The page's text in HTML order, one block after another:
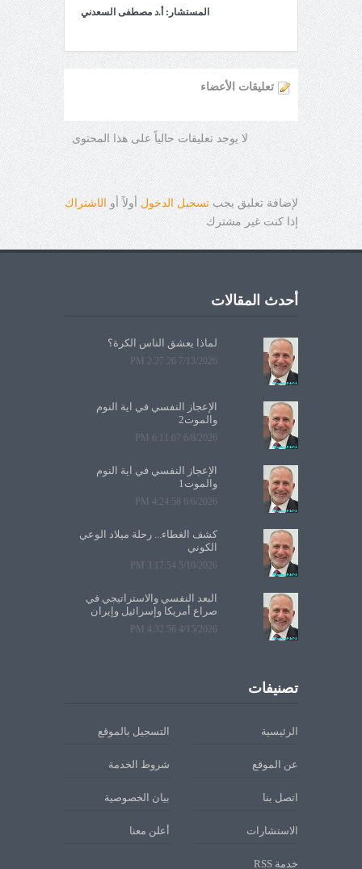
المستشار: أ.د مصطفى السعدني
تعليقات الأعضاء
لا يوجد تعليقات حالياً على هذا المحتوى
لإضافة تعليق يجب تسجيل الدخول أولاً أو الاشتراك
إذا كنت غير مشترك
أحدث المقالات
لماذا يعشق الناس الكرة؟
7/13/2026 2:27:26 PM
الإعجاز النفسي في آية النوم
والموت2
6/8/2026 6:11:07 PM
الإعجاز النفسي في آية النوم
والموت1
6/6/2026 4:24:58 PM
كشف الغطاء... رحلة ميلاد الوعي
الكوني
5/10/2026 3:17:54 PM
البعد النفسي والاستراتيجي في
صراع أمريكا وإسرائيل وإيران
4/15/2026 4:32:56 PM
تصنيفات
الرئيسية التسجيل بالموقع
عن الموقع شروط الخدمة
اتصل بنا بيان الخصوصية
الاستشارات أعلن معنا
خدمة RSS